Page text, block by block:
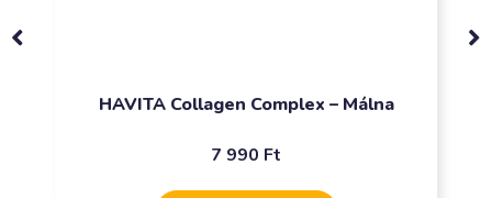
HAVITA Collagen Complex – Málna
7 990 Ft